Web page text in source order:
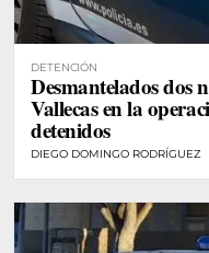
DETENCIÓN
Desmantelados dos
Vallecas en la
detenidos
DIEGO DOMINGO RODRÍGUEZ